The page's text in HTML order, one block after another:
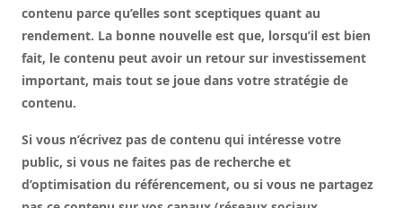
contenu parce qu’elles sont sceptiques quant au
rendement. La bonne nouvelle est que, lorsqu’il est bien
fait, le contenu peut avoir un retour sur investissement
important, mais tout se joue dans votre stratégie de
contenu.
Si vous n’écrivez pas de contenu qui intéresse votre
public, si vous ne faites pas de recherche et
d’optimisation du référencement, ou si vous ne partagez